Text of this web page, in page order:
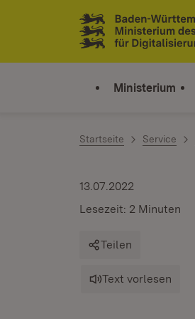
Zum Inhalt springen
Link zur Startseite
Ministerium
Startseite Service
13.07.2022
Lesezeit: 2 Minuten
Teilen
Text vorlesen